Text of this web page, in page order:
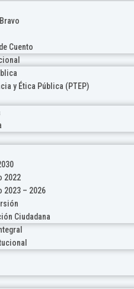
Cuento
y Ética Pública (PTEP)
2022
2023 – 2026
Ciudadana